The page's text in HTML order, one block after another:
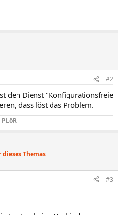
#2
den Dienst "Konfigurationsfreie
dass löst das Problem.
PLöR​
dieses Themas
#3